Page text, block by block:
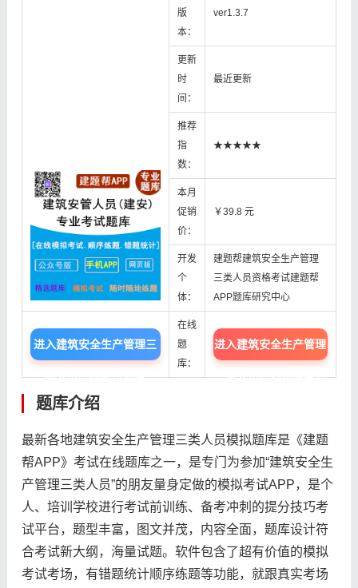
版
本：
ver1.3.7
更新
时
间：
最近更新
推荐
指
数：
★★★★★
本月
促销
价：
￥39.8 元
开发
个
体：
建题帮建筑安全生产管理
三类人员资格考试建题帮
APP题库研究中心
进入建筑安全生产管理三
类人员模拟考试题库
在线
题
库：
进入建筑安全生产管理
三类人员在线题库中心
题库介绍
最新各地建筑安全生产管理三类人员模拟题库是《建题
帮APP》考试在线题库之一，是专门为参加“建筑安全生
产管理三类人员”的朋友量身定做的模拟考试APP，是个
人、培训学校进行考试前训练、备考冲刺的提分技巧考
试平台，题型丰富，图文并茂，内容全面，题库设计符
合考试新大纲，海量试题。软件包含了超有价值的模拟
考试考场，有错题统计顺序练题等功能，就跟真实考场